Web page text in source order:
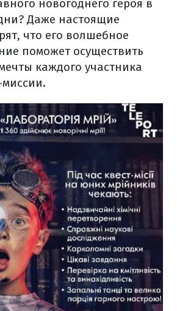
новогоднего героя в
Даже настоящие
что его волшебное
поможет осуществить
каждого участника
миссии.